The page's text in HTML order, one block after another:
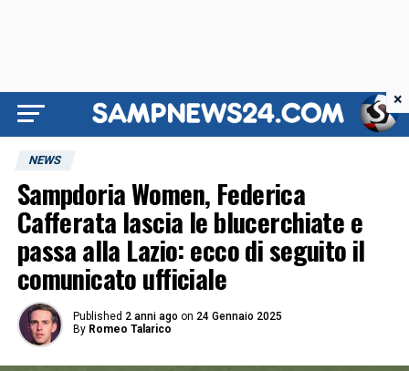
NEWS
Sampdoria Women, Federica
Cafferata lascia le blucerchiate e
passa alla Lazio: ecco di seguito il
comunicato ufficiale
Published 2 anni ago on 24 Gennaio 2025
By Romeo Talarico
×